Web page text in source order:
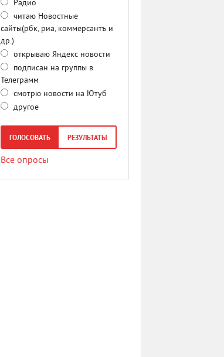
Радио
читаю Новостные
сайты(рбк, риа, коммерсантъ и
др.)
открываю Яндекс новости
подписан на группы в
Телеграмм
смотрю новости на Ютуб
другое
ГОЛОСОВАТЬ РЕЗУЛЬТАТЫ
Все опросы